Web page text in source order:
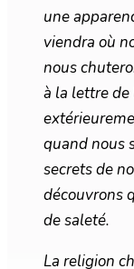
une
viendra où
nous
à la lettre
quand nous
secrets de
découvrons
de saleté.
La religion